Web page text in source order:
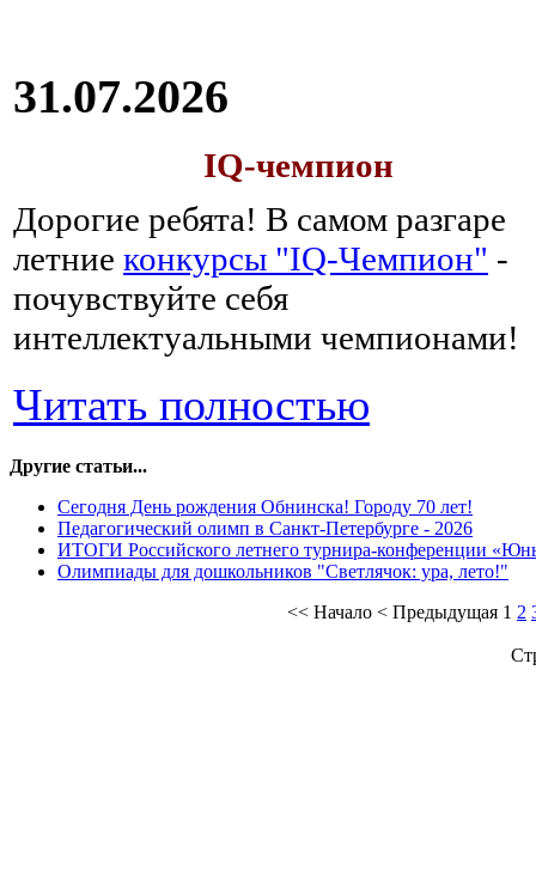
31.07.2026
IQ-чемпион
Дорогие ребята! В самом разгаре
летние конкурсы "IQ-Чемпион" -
почувствуйте себя
интеллектуальными чемпионами!
Читать полностью
Другие статьи...
Сегодня День рождения Обнинска! Городу 70 лет!
Педагогический олимп в Санкт-Петербурге - 2026
ИТОГИ Российского летнего турнира-конференции
Олимпиады для дошкольников "Светлячок: ура, лето!"
<< Начало < Предыдущая 1 2